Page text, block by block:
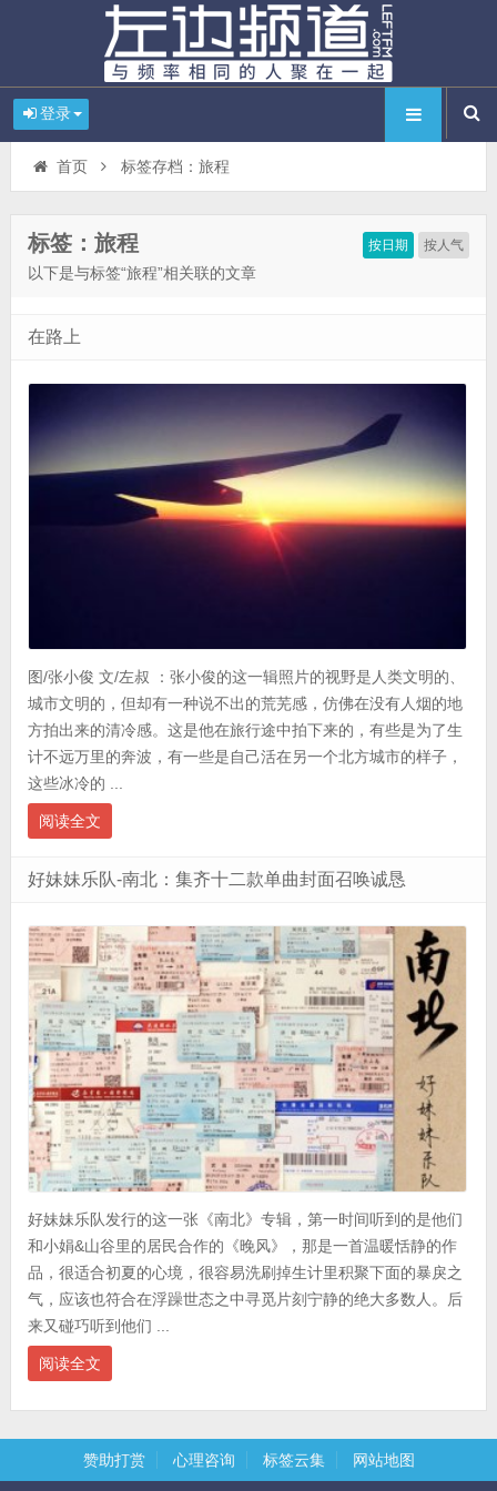
登录
首页 标签存档：旅程
按日期 按人气
标签：旅程
以下是与标签“旅程”相关联的文章
在路上
图/张小俊 文/左叔 ：张小俊的这一辑照片的视野是人类文明的、
城市文明的，但却有一种说不出的荒芜感，仿佛在没有人烟的地
方拍出来的清冷感。这是他在旅行途中拍下来的，有些是为了生
计不远万里的奔波，有一些是自己活在另一个北方城市的样子，
这些冰冷的 ...
阅读全文
好妹妹乐队-南北：集齐十二款单曲封面召唤诚恳
好妹妹乐队发行的这一张《南北》专辑，第一时间听到的是他们
和小娟&山谷里的居民合作的《晚风》，那是一首温暖恬静的作
品，很适合初夏的心境，很容易洗刷掉生计里积聚下面的暴戾之
气，应该也符合在浮躁世态之中寻觅片刻宁静的绝大多数人。后
来又碰巧听到他们 ...
阅读全文
赞助打赏 心理咨询 标签云集 网站地图